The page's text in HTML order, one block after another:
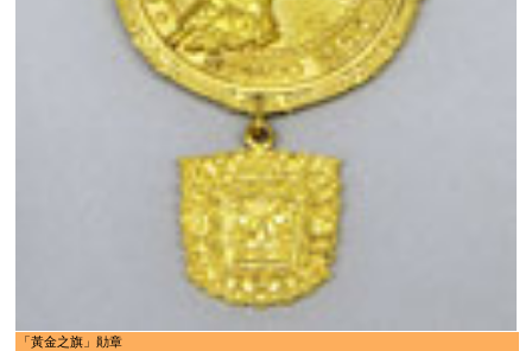
「黃金之旗」勛章